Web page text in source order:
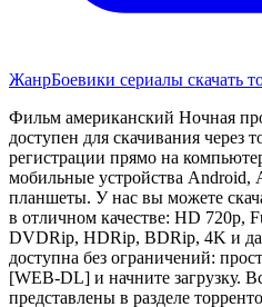
ЖанрБоевики сериалы скачать
Фильм американский Ночная
доступен для скачивания через
регистрации прямо на
мобильные устройства
планшеты. У нас вы можете
в отличном качестве: HD 720p,
DVDRip, HDRip, BDRip, 4K и
доступна без ограничений:
[WEB-DL] и начните загрузку.
представлены в разделе